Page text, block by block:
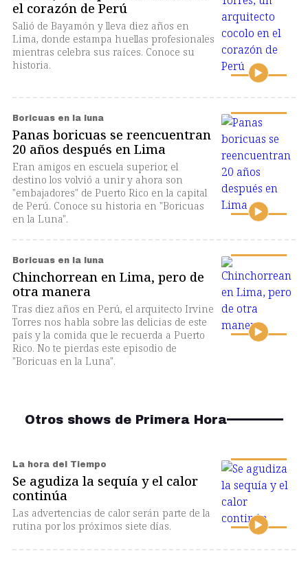
el corazón de Perú
Salió de Bayamón y lleva diez años en
Lima, donde estampa huellas profesionales
mientras celebra sus raíces. Conoce su
historia.
Boricuas en la luna
Panas boricuas se reencuentran
20 años después en Lima
Eran amigos en escuela superior, el
destino los volvió a unir y ahora son
"embajadores" de Puerto Rico en la capital
de Perú. Conoce su historia en "Boricuas
en la Luna".
Boricuas en la luna
Chinchorrean en Lima, pero de
otra manera
Tras diez años en Perú, el arquitecto Irvine
Torres nos habla sobre las delicias de este
país y la comida que le recuerda a Puerto
Rico. No te pierdas este episodio de
"Boricuas en la Luna".
Otros shows de Primera Hora
La hora del Tiempo
Se agudiza la sequía y el calor
continúa
Las advertencias de calor serán parte de la
rutina por los próximos siete días.